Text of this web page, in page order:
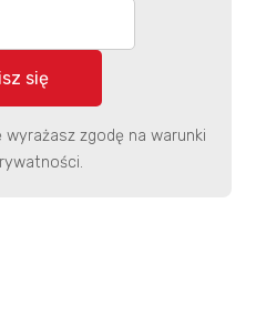
wyrażasz zgodę na warunki